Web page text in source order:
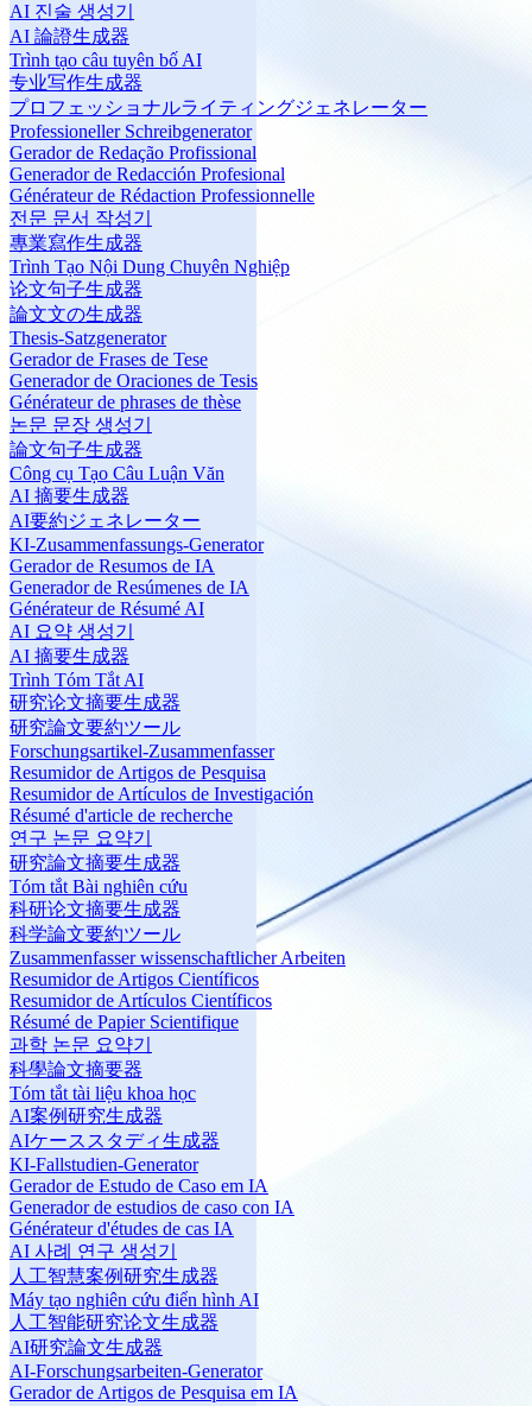
AI 진술 생성기
AI 論證生成器
Trình tạo câu tuyên bố AI
专业写作生成器
プロフェッショナルライティングジェネレーター
Professioneller Schreibgenerator
Gerador de Redação Profissional
Generador de Redacción Profesional
Générateur de Rédaction Professionnelle
전문 문서 작성기
專業寫作生成器
Trình Tạo Nội Dung Chuyên Nghiệp
论文句子生成器
論文文の生成器
Thesis-Satzgenerator
Gerador de Frases de Tese
Generador de Oraciones de Tesis
Générateur de phrases de thèse
논문 문장 생성기
論文句子生成器
Công cụ Tạo Câu Luận Văn
AI 摘要生成器
AI要約ジェネレーター
KI-Zusammenfassungs-Generator
Gerador de Resumos de IA
Generador de Resúmenes de IA
Générateur de Résumé AI
AI 요약 생성기
AI 摘要生成器
Trình Tóm Tắt AI
研究论文摘要生成器
研究論文要約ツール
Forschungsartikel-Zusammenfasser
Resumidor de Artigos de Pesquisa
Resumidor de Artículos de Investigación
Résumé d'article de recherche
연구 논문 요약기
研究論文摘要生成器
Tóm tắt Bài nghiên cứu
科研论文摘要生成器
科学論文要約ツール
Zusammenfasser wissenschaftlicher Arbeiten
Resumidor de Artigos Científicos
Resumidor de Artículos Científicos
Résumé de Papier Scientifique
과학 논문 요약기
科學論文摘要器
Tóm tắt tài liệu khoa học
AI案例研究生成器
AIケーススタディ生成器
KI-Fallstudien-Generator
Gerador de Estudo de Caso em IA
Generador de estudios de caso con IA
Générateur d'études de cas IA
AI 사례 연구 생성기
人工智慧案例研究生成器
Máy tạo nghiên cứu điển hình AI
人工智能研究论文生成器
AI研究論文生成器
AI-Forschungsarbeiten-Generator
Gerador de Artigos de Pesquisa em IA